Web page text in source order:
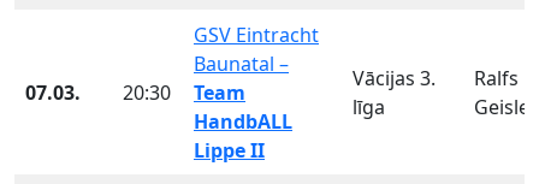
07.03. 20:30
GSV Eintracht
Baunatal –
Team
HandbALL
Lippe II
Vācijas 3.
līga
Ralfs